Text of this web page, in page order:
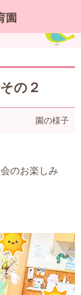
園
の２
園の様子
のお楽しみ